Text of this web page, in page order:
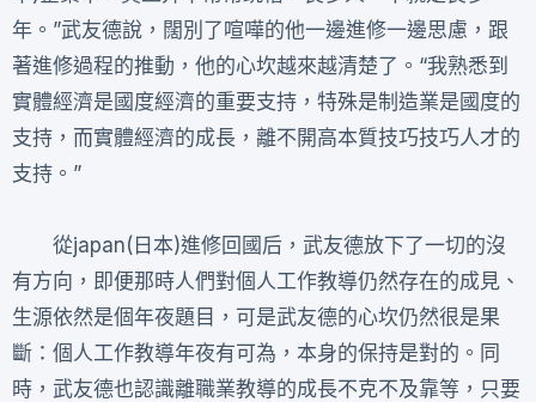
年。”武友德說，闊別了喧嘩的他一邊進修一邊思慮，跟
著進修過程的推動，他的心坎越來越清楚了。“我熟悉到
實體經濟是國度經濟的重要支持，特殊是制造業是國度的
支持，而實體經濟的成長，離不開高本質技巧技巧人才的
支持。”
從japan(日本)進修回國后，武友德放下了一切的沒
有方向，即便那時人們對個人工作教導仍然存在的成見、
生源依然是個年夜題目，可是武友德的心坎仍然很是果
斷：個人工作教導年夜有可為，本身的保持是對的。同
時，武友德也認識離職業教導的成長不克不及靠等，只要